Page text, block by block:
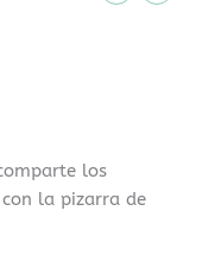
los
la pizarra de